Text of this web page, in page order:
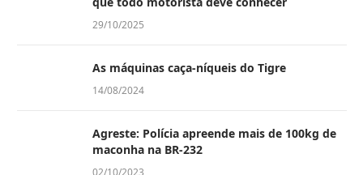
29/10/2025
As máquinas caça-níqueis do Tigre
14/08/2024
Agreste: Polícia apreende mais de 100kg de
maconha na BR-232
02/10/2023